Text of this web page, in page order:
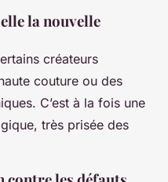
la nouvelle
créateurs
couture ou des
C’est à la fois une
très prisée des